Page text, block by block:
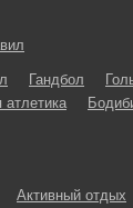
Гандбол
Активный отдых